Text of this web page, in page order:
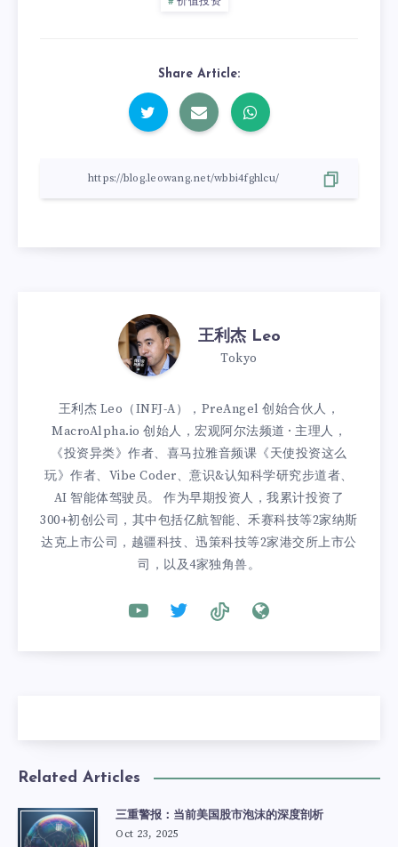
Share Article:
王利杰 Leo
Tokyo
王利杰 Leo（INFJ-A），PreAngel 创始合伙人，
MacroAlpha.io 创始人，宏观阿尔法频道 · 主理人，
《投资异类》作者、喜马拉雅音频课《天使投资这么
玩》作者、Vibe Coder、意识&认知科学研究步道者、
AI 智能体驾驶员。 作为早期投资人，我累计投资了
300+初创公司，其中包括亿航智能、禾赛科技等2家纳斯
达克上市公司，越疆科技、迅策科技等2家港交所上市公
司，以及4家独角兽。
Related Articles
三重警报：当前美国股市泡沫的深度剖析
Oct 23, 2025